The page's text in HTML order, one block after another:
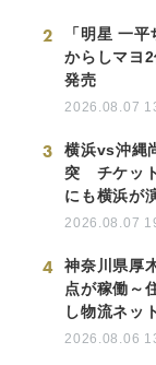
2
「明星 一
からしマヨ
発売
2026.08.07
3
横浜vs沖縄
突 チケッ
にも横浜が
2026.08.07
4
神奈川県厚
点が稼働～
し物流ネッ
2026.08.06